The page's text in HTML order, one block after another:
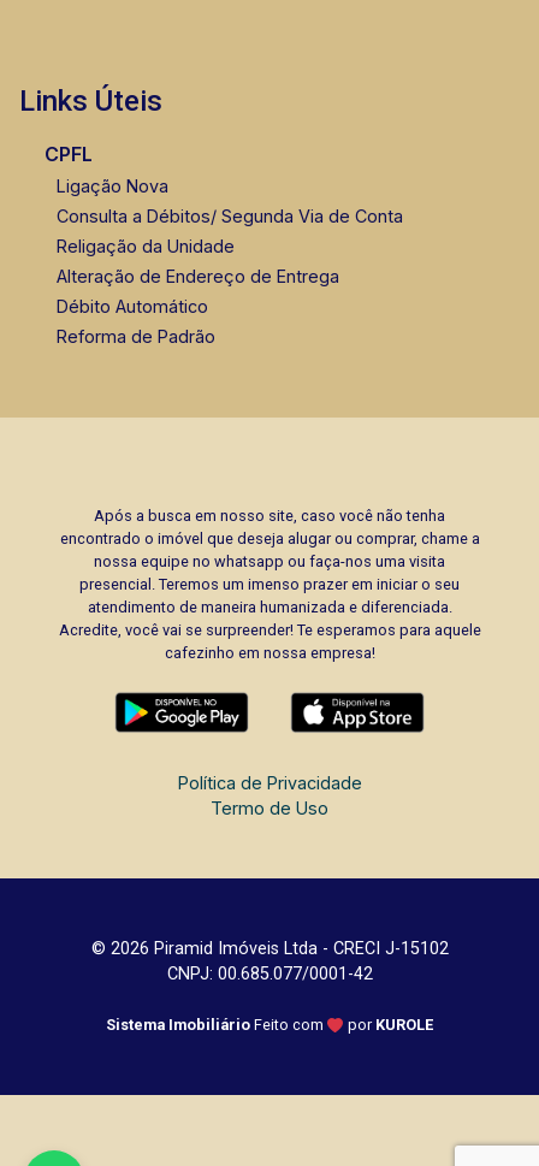
Links Úteis
CPFL
Ligação Nova
Consulta a Débitos/ Segunda Via de Conta
Religação da Unidade
Alteração de Endereço de Entrega
Débito Automático
Reforma de Padrão
Após a busca em nosso site, caso você não tenha
encontrado o imóvel que deseja alugar ou comprar, chame a
nossa equipe no whatsapp ou faça-nos uma visita
presencial. Teremos um imenso prazer em iniciar o seu
atendimento de maneira humanizada e diferenciada.
Acredite, você vai se surpreender! Te esperamos para aquele
cafezinho em nossa empresa!
Política de Privacidade
Termo de Uso
© 2026 Piramid Imóveis Ltda - CRECI J-15102
CNPJ: 00.685.077/0001-42
Sistema Imobiliário Feito com por KUROLE